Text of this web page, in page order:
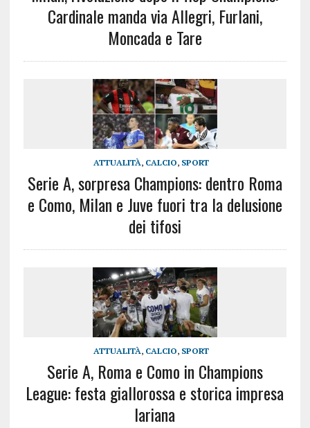
Cardinale manda via Allegri, Furlani,
Moncada e Tare
ATTUALITÀ, CALCIO, SPORT
Serie A, sorpresa Champions: dentro Roma
e Como, Milan e Juve fuori tra la delusione
dei tifosi
ATTUALITÀ, CALCIO, SPORT
Serie A, Roma e Como in Champions
League: festa giallorossa e storica impresa
lariana